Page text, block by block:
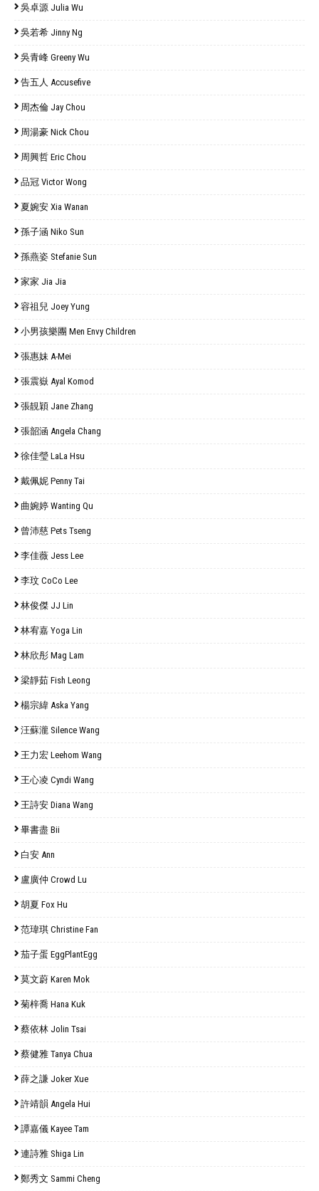
吳卓源 Julia Wu
吳若希 Jinny Ng
吳青峰 Greeny Wu
告五人 Accusefive
周杰倫 Jay Chou
周湯豪 Nick Chou
周興哲 Eric Chou
品冠 Victor Wong
夏婉安 Xia Wanan
孫子涵 Niko Sun
孫燕姿 Stefanie Sun
家家 Jia Jia
容祖兒 Joey Yung
小男孩樂團 Men Envy Children
張惠妹 A-Mei
張震嶽 Ayal Komod
張靚穎 Jane Zhang
張韶涵 Angela Chang
徐佳瑩 LaLa Hsu
戴佩妮 Penny Tai
曲婉婷 Wanting Qu
曾沛慈 Pets Tseng
李佳薇 Jess Lee
李玟 CoCo Lee
林俊傑 JJ Lin
林宥嘉 Yoga Lin
林欣彤 Mag Lam
梁靜茹 Fish Leong
楊宗緯 Aska Yang
汪蘇瀧 Silence Wang
王力宏 Leehom Wang
王心凌 Cyndi Wang
王詩安 Diana Wang
畢書盡 Bii
白安 Ann
盧廣仲 Crowd Lu
胡夏 Fox Hu
范瑋琪 Christine Fan
茄子蛋 EggPlantEgg
莫文蔚 Karen Mok
菊梓喬 Hana Kuk
蔡依林 Jolin Tsai
蔡健雅 Tanya Chua
薛之謙 Joker Xue
許靖韻 Angela Hui
譚嘉儀 Kayee Tam
連詩雅 Shiga Lin
鄭秀文 Sammi Cheng